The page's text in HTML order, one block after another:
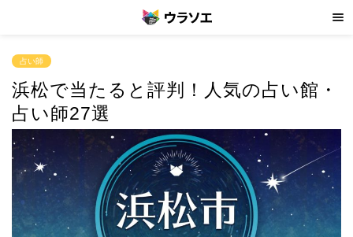
占い師
浜松で当たると評判！人気の占い館・
占い師27選